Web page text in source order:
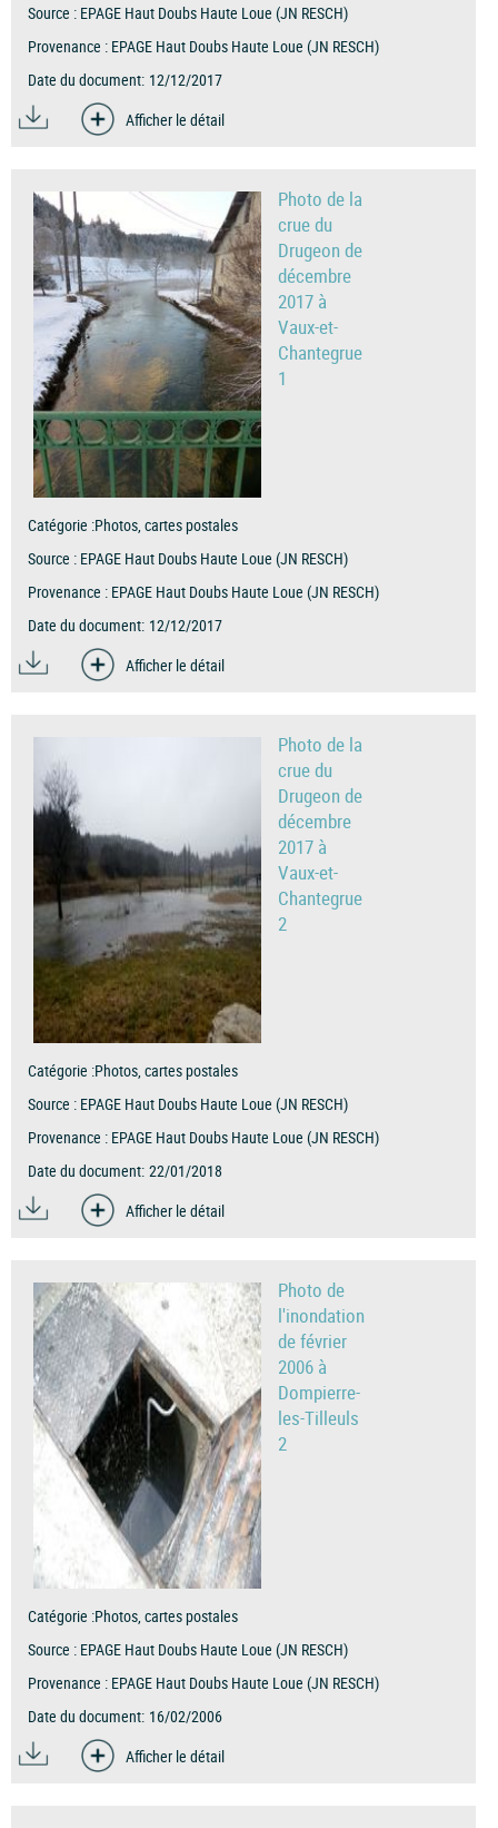
Source : EPAGE Haut Doubs Haute Loue (JN RESCH)
Provenance : EPAGE Haut Doubs Haute Loue (JN RESCH)
Date du document: 12/12/2017
Afficher le détail
Photo de la
crue du
Drugeon de
décembre
2017 à
Vaux-et-
Chantegrue
1
Catégorie :Photos, cartes postales
Source : EPAGE Haut Doubs Haute Loue (JN RESCH)
Provenance : EPAGE Haut Doubs Haute Loue (JN RESCH)
Date du document: 12/12/2017
Afficher le détail
Photo de la
crue du
Drugeon de
décembre
2017 à
Vaux-et-
Chantegrue
2
Catégorie :Photos, cartes postales
Source : EPAGE Haut Doubs Haute Loue (JN RESCH)
Provenance : EPAGE Haut Doubs Haute Loue (JN RESCH)
Date du document: 22/01/2018
Afficher le détail
Photo de
l'inondation
de février
2006 à
Dompierre-
les-Tilleuls
2
Catégorie :Photos, cartes postales
Source : EPAGE Haut Doubs Haute Loue (JN RESCH)
Provenance : EPAGE Haut Doubs Haute Loue (JN RESCH)
Date du document: 16/02/2006
Afficher le détail